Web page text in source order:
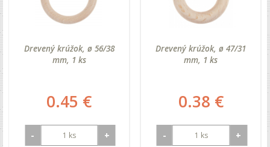
Drevený krúžok, ø 56/38
mm, 1 ks
0.45 €
- +
Drevený krúžok, ø 47/31
mm, 1 ks
0.38 €
- +